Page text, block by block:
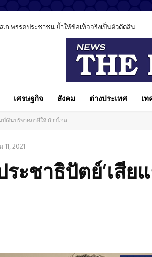
.ก.พรรคประชาชน ย้ำให้ข้อเท็จจริงเป็นตัวตัดสิน
เศรษฐกิจ สังคม ต่างประเทศ เ
เงินบริจาคภาษีให้'ก้าวไกล'
11, 2021
ประชาธิปัตย์’เสี